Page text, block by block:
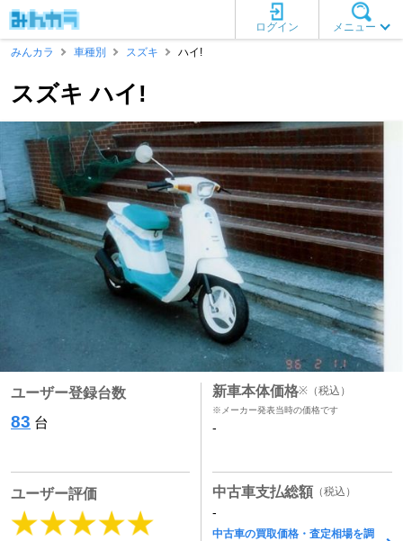
メニュー
ログイン
みんカラ
車種別 スズキ ハイ!
スズキ ハイ!
ユーザー登録台数
83 台
ユーザー評価
新車本体価格※ （税込）
※メーカー発表当時の価格です
-
中古車支払総額 （税込）
-
中古車の買取価格・査定相場を調